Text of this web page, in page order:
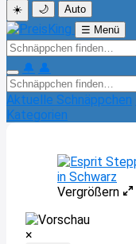
☀️ 🌙
Auto
☰ Menü
🔔 👤
Aktuelle Schnäppchen
Kategorien
Vergrößern
×